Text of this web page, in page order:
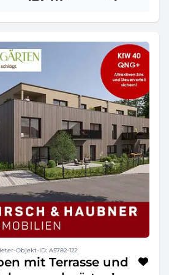
Objekt-ID: A5782-122
mit Terrasse und